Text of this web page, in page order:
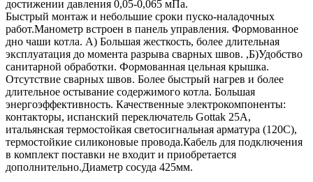
достижении давления 0,05-0,065 мПа.
Быстрый монтаж и небольшие сроки пуско-наладочных
работ.Манометр встроен в панель управления. Формованное
дно чаши котла. А) Большая жесткость, более длительная
эксплуатация до момента разрыва сварных швов. ,Б)Удобство
санитарной обработки. Формованная цельная крышка.
Отсутствие сварных швов. Более быстрый нагрев и более
длительное остывание содержимого котла. Большая
энергоэффективность. Качественные электрокомпоненты:
контакторы, испанский переключатель Gottak 25A,
итальянская термостойкая светосигнальная арматура (120С),
термостойкие силиконовые провода.Кабель для подключения
в комплект поставки не входит и приобретается
дополнительно.Диаметр сосуда 425мм.